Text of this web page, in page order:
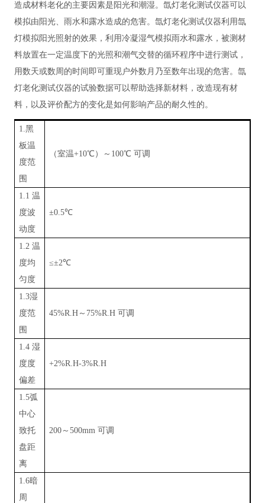
造成材料老化的主要因素是阳光和潮湿。氙灯老化测试仪器可以
模拟由阳光、雨水和露水造成的危害。氙灯老化测试仪器利用氙
灯模拟阳光照射的效果，利用冷凝湿气模拟雨水和露水，被测材
料放置在一定温度下的光照和潮气交替的循环程序中进行测试，
用数天或数周的时间即可重现户外数月乃至数年出现的危害。氙
灯老化测试仪器的试验数据可以帮助选择新材料，改造现有材
料，以及评价配方的变化是如何影响产品的耐久性的。
1.黑
板温
度范
围
（室温+10℃）～100℃ 可调
1.1 温
度波
动度
±0.5℃
1.2 温
度均
匀度
≤±2℃
1.3湿
度范
围
45%R.H～75%R.H 可调
1.4 湿
度度
偏差
+2%R.H-3%R.H
1.5弧
中心
致托
盘距
离
200～500mm 可调
1.6暗
周